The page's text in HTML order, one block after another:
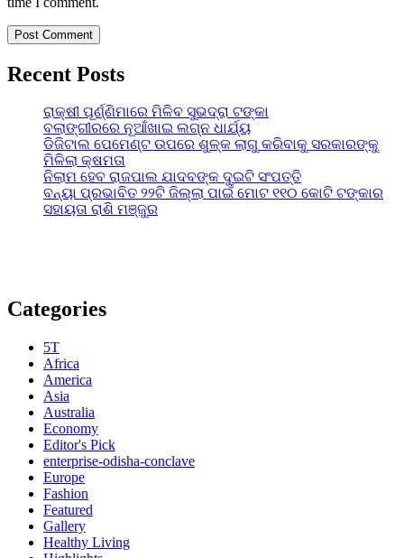
Recent Posts
ରାକ୍ଷୀ ପୂର୍ଣ୍ଣିମାରେ ମିଳିବ ସୁଭଦ୍ରା ଟଙ୍କା
ବଲାଙ୍ଗୀରରେ ନୂଆଁଖାଇ ଲଗ୍ନ ଧାର୍ଯ୍ୟ
ଡିଜିଟାଲ ପେମେଣ୍ଟ ଉପରେ ଶୁଳ୍କ ଲାଗୁ କରିବାକୁ ସରକାରଙ୍କୁ
ମିଳିଲା କ୍ଷମତା
ନିଲାମ ହେବ ରାଜପାଲ ଯାଦବଙ୍କ ଦୁଇଟି ସଂପତ୍ତି
ବନ୍ୟା ପ୍ରଭାବିତ ୨୨ଟି ଜିଲ୍ଲା ପାଇଁ ମୋଟ ୧୧୦ କୋଟି ଟଙ୍କାର
ସହାୟତା ରାଶି ମଞ୍ଜୁର
Categories
5T
Africa
America
Asia
Australia
Economy
Editor's Pick
enterprise-odisha-conclave
Europe
Fashion
Featured
Gallery
Healthy Living